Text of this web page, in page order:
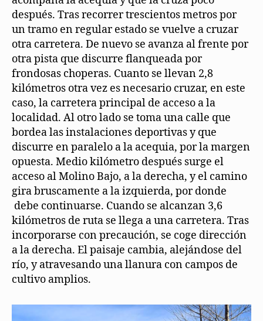
después. Tras recorrer trescientos metros por
un tramo en regular estado se vuelve a cruzar
otra carretera. De nuevo se avanza al frente por
otra pista que discurre flanqueada por
frondosas choperas. Cuanto se llevan 2,8
kilómetros otra vez es necesario cruzar, en este
caso, la carretera principal de acceso a la
localidad. Al otro lado se toma una calle que
bordea las instalaciones deportivas y que
discurre en paralelo a la acequia, por la margen
opuesta. Medio kilómetro después surge el
acceso al Molino Bajo, a la derecha, y el camino
gira bruscamente a la izquierda, por donde
debe continuarse. Cuando se alcanzan 3,6
kilómetros de ruta se llega a una carretera. Tras
incorporarse con precaución, se coge dirección
a la derecha. El paisaje cambia, alejándose del
río, y atravesando una llanura con campos de
cultivo amplios.